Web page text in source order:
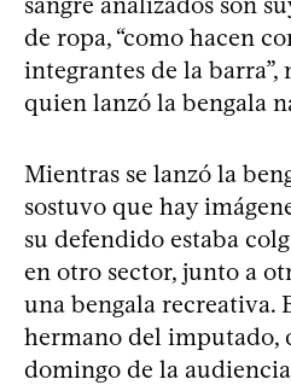
de ropa, “como hacen
integrantes de la barra”,
quien lanzó la bengala
Mientras se lanzó la
sostuvo que hay
su defendido estaba
en otro sector, junto a
una bengala recreativa.
hermano del imputado,
domingo de la